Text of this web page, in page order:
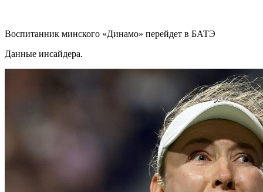
Воспитанник минского «Динамо» перейдет в БАТЭ
Данные инсайдера.